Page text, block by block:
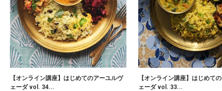
【オンライン講座】はじめてのアーユルヴ
ェーダ vol. 34...
【オンライン講座】はじめて
ェーダ vol. 33...